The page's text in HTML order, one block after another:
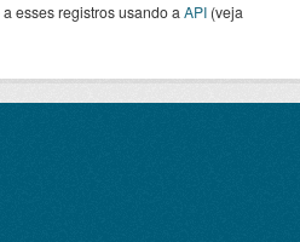
esses registros usando a API (veja